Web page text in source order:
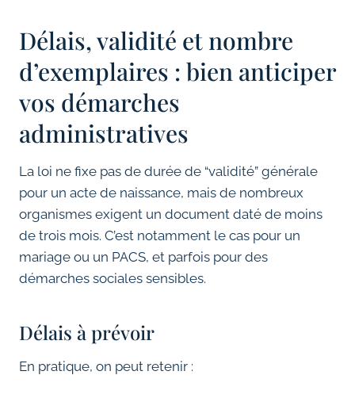
Délais, validité et nombre
d’exemplaires : bien anticiper
vos démarches
administratives
La loi ne fixe pas de durée de “validité” générale
pour un acte de naissance, mais de nombreux
organismes exigent un document daté de moins
de trois mois. C’est notamment le cas pour un
mariage ou un PACS, et parfois pour des
démarches sociales sensibles.
Délais à prévoir
En pratique, on peut retenir :